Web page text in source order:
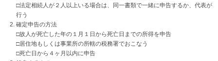
□法定相続人が２人以上いる場合は、同一書類で一緒に申告するか、代表が
行う
確定申告の方法
□故人が死亡した年の１月１日から死亡日までの所得を申告
□居住地もしくは事業所の所轄の税務署でおこなう
□死亡日から４ヶ月以内に申告